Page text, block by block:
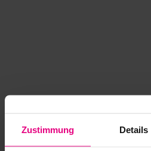
Zustimmung Details